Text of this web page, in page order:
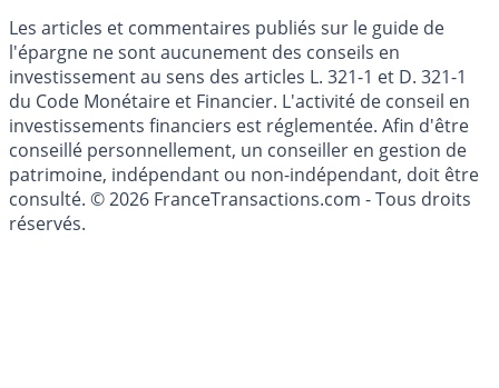
Les articles et commentaires publiés sur le guide de
l'épargne ne sont aucunement des conseils en
investissement au sens des articles L. 321-1 et D. 321-1
du Code Monétaire et Financier. L'activité de conseil en
investissements financiers est réglementée. Afin d'être
conseillé personnellement, un conseiller en gestion de
patrimoine, indépendant ou non-indépendant, doit être
consulté. © 2026 FranceTransactions.com - Tous droits
réservés.